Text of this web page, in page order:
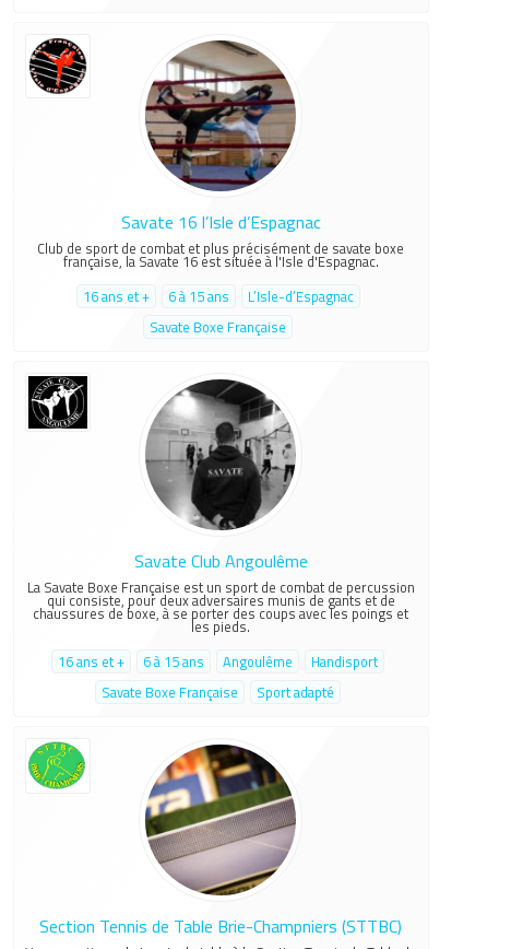
Savate 16 l’Isle d’Espagnac
Club de sport de combat et plus précisément de savate boxe
française, la Savate 16 est située à l'Isle d'Espagnac.
16 ans et +
6 à 15 ans
L’Isle-d’Espagnac
Savate Boxe Française
Savate Club Angoulême
La Savate Boxe Française est un sport de combat de percussion
qui consiste, pour deux adversaires munis de gants et de
chaussures de boxe, à se porter des coups avec les poings et
les pieds.
16 ans et +
6 à 15 ans Angoulême
Handisport
Savate Boxe Française
Sport adapté
Section Tennis de Table Brie-Champniers (STTBC)